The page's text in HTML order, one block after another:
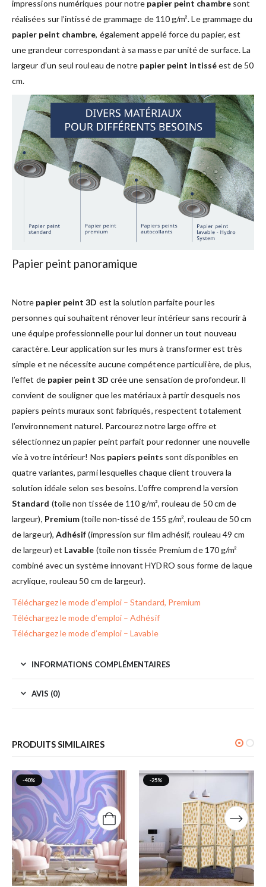
impressions numériques pour notre papier peint chambresont
réalisées sur l’intissé de grammage de 110 g/m². Le grammage du
papier peint chambre, également appelé force du papier, est
une grandeur correspondant à sa masse par unité de surface. La
largeur d’un seul rouleau de notre papier peint intisséest de 50
cm.
Papier peint panoramique
Notre papier peint 3D est la solution parfaite pour les
personnes qui souhaitent rénover leur intérieur sans recourir à
une équipe professionnelle pour lui donner un tout nouveau
caractère. Leur application sur les murs à transformer est très
simple et ne nécessite aucune compétence particulière, de plus,
l’effet de papier peint 3D crée une sensation de profondeur. Il
convient de souligner que les matériaux à partir desquels nos
papiers peints muraux sont fabriqués, respectent totalement
l’environnement naturel. Parcourez notre large offre et
sélectionnez un papier peint parfait pour redonner une nouvelle
vie à votre intérieur! Nos papiers peints sont disponibles en
quatre variantes, parmi lesquelles chaque client trouvera la
solution idéale selon ses besoins. L’offre comprend la version
Standard (toile non tissée de 110 g/m², rouleau de 50 cm de
largeur), Premium(toile non-tissé de 155 g/m², rouleau de 50 cm
de largeur), Adhésif(impression sur film adhésif, rouleau 49 cm
de largeur) et Lavable (toile non tissée Premium de 170 g/m²
combiné avec un système innovant HYDRO sous forme de laque
acrylique, rouleau 50 cm de largeur).
Téléchargez le mode d’emploi – Standard, Premium
Téléchargez le mode d’emploi – Adhésif
Téléchargez le mode d’emploi – Lavable
INFORMATIONS COMPLÉMENTAIRES
AVIS (0)
PRODUITS SIMILAIRES
-40% -25%